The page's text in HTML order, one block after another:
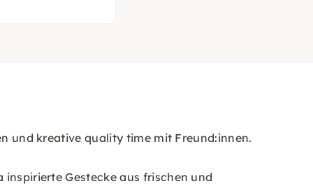
und kreative quality time mit Freund:innen.
Gestecke aus frischen und